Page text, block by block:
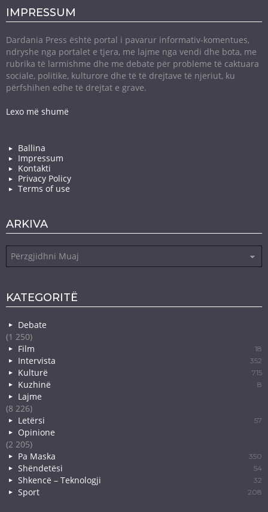
IMPRESSUM
Dardania Press është portal i pavarur informativ-komentues,
ndryshe nga portalet e tjera, me lajme nga vendi dhe bota, me
rubrika të larmishme dhe me debate për probleme të caktuara
sociale, politike, kulturore dhe të të drejtave të njeriut, ku
përfshihen edhe të drejtat e grave.
Lexo më shumë
Ballina
Impressum
Kontakti
Privacy Policy
Terms of use
ARKIVA
KATEGORITË
Debate
(1 250)
Film
18
Intervista 352
Kulturë 715
Kuzhinë 8
Lajme
(8 226)
Letërsi
57
Opinione
(2 205)
Pa Maska
350
Shëndetësi 54
Shkencë – Teknologji 32
Sport 208